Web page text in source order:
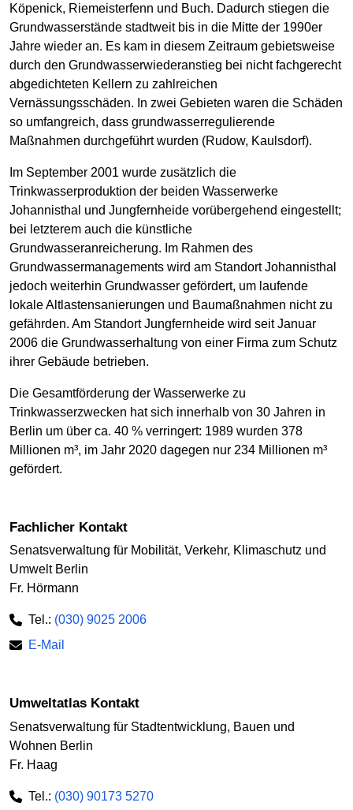
Köpenick, Riemeisterfenn und Buch. Dadurch stiegen die
Grundwasserstände stadtweit bis in die Mitte der 1990er
Jahre wieder an. Es kam in diesem Zeitraum gebietsweise
durch den Grundwasserwiederanstieg bei nicht fachgerecht
abgedichteten Kellern zu zahlreichen
Vernässungsschäden. In zwei Gebieten waren die Schäden
so umfangreich, dass grundwasserregulierende
Maßnahmen durchgeführt wurden (Rudow, Kaulsdorf).
Im September 2001 wurde zusätzlich die
Trinkwasserproduktion der beiden Wasserwerke
Johannisthal und Jungfernheide vorübergehend eingestellt;
bei letzterem auch die künstliche
Grundwasseranreicherung. Im Rahmen des
Grundwassermanagements wird am Standort Johannisthal
jedoch weiterhin Grundwasser gefördert, um laufende
lokale Altlastensanierungen und Baumaßnahmen nicht zu
gefährden. Am Standort Jungfernheide wird seit Januar
2006 die Grundwasserhaltung von einer Firma zum Schutz
ihrer Gebäude betrieben.
Die Gesamtförderung der Wasserwerke zu
Trinkwasserzwecken hat sich innerhalb von 30 Jahren in
Berlin um über ca. 40 % verringert: 1989 wurden 378
Millionen m³, im Jahr 2020 dagegen nur 234 Millionen m³
gefördert.
Fachlicher Kontakt
Senatsverwaltung für Mobilität, Verkehr, Klimaschutz und
Umwelt Berlin
Fr. Hörmann
Tel.: (030) 9025 2006
E-Mail
Umweltatlas Kontakt
Senatsverwaltung für Stadtentwicklung, Bauen und
Wohnen Berlin
Fr. Haag
Tel.: (030) 90173 5270